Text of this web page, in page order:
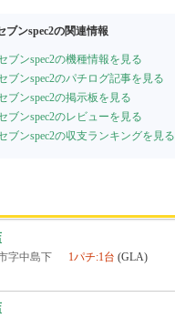
ンspec2の関連情報
ブンspec2の機種情報を見る
ブンspec2のパチログ記事を見る
ブンspec2の掲示板を見る
ブンspec2のレビューを見る
ブンspec2の収支ランキングを見る
字中島下 1パチ:1台 (GLA)